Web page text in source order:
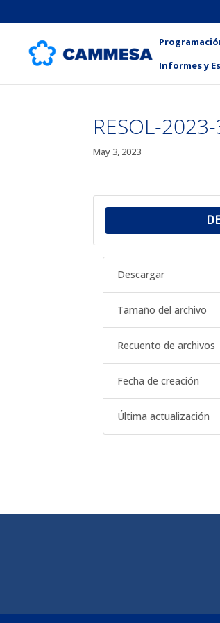
Informes y
RESOL-
May 3, 2023
Descargar
Tamaño del archivo
Recuento de archivos
Fecha de creación
Última actualización